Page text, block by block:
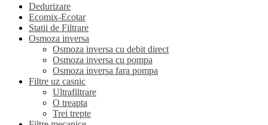
Dedurizare
Ecomix-Ecotar
Statii de Filtrare
Osmoza inversa
Osmoza inversa cu debit direct
Osmoza inversa cu pompa
Osmoza inversa fara pompa
Filtre uz casnic
Ultrafiltrare
O treapta
Trei trepte